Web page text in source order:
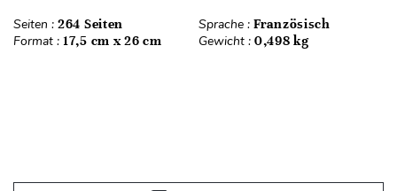
Seiten : 264 Seiten Sprache : Französisch
Format : 17,5 cm x 26 cm Gewicht : 0,498 kg